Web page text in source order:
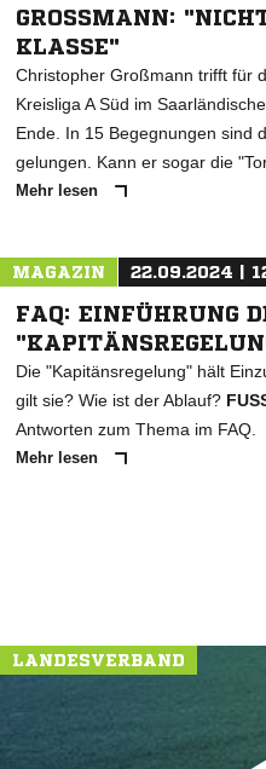
GROSSMANN:
LASSE"
Christopher Großmann trifft für
Kreisliga A Süd im
Ende. In 15 Begegnungen sind
gelungen. Kann er sogar die
Mehr lesen
MAGAZIN 22.09.2024 |
FAQ: EINFÜHRUNG
Die "Kapitänsregelung" hält
gilt sie? Wie ist der Ablauf?
Antworten zum Thema im FAQ.
Mehr lesen
LANDESVERBAND